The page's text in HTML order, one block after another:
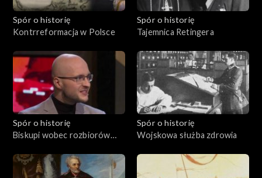
Spór o historię
Kontrreformacja w Polsce
Spór o historię
Tajemnica Retingera
Spór o historię
Biskupi wobec rozbiorów
Spór o historię
Wojskowa służba zdrowia